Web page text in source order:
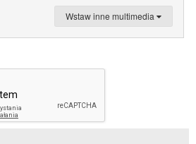
Wstaw inne multimedia